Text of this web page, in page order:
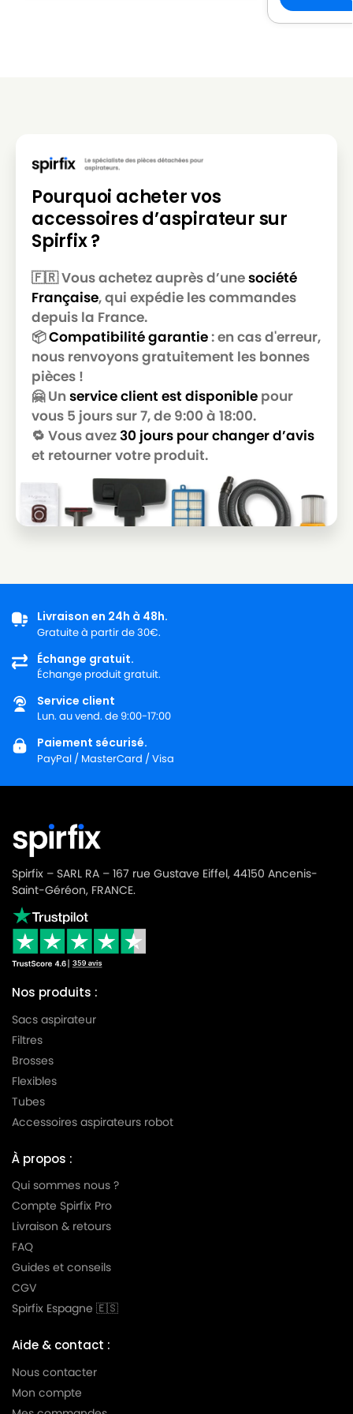
LG-
GOLDSTAR
LG-GOLDSTAR T 2700
LG-
GOLDSTAR
LG-GOLDSTAR T 2750
LG-
GOLDSTAR
LG-
GOLDSTAR
LG-GOLDSTAR T 2950
LG-
GOLDSTAR
LG-GOLDSTAR T 2990
LG-
GOLDSTAR
LG-GOLDSTAR T 3800
LG-
GOLDSTAR
LG-GOLDSTAR T 3900
LG-
GOLDSTAR
LG-GOLDSTAR TB 33
LG-
LG-GOLDSTAR TB 39
LG-
GOLDSTAR
LG-GOLDSTAR TURBO 2700
LG-
GOLDSTAR
LG-GOLDSTAR TURBO 2900
LG-
LG-GOLDSTAR TURBO 3100 B
LG-
GOLDSTAR
LG-
GOLDSTAR
GOLDSTAR
LG-
GOLDSTAR
LG-GOLDSTAR TURBO 3400
LG-
GOLDSTAR
LG-
GOLDSTAR
LG-
GOLDSTAR
LG-
GOLDSTAR
LG-GOLDSTAR TURBO V 3300 TD
LG-
GOLDSTAR
LG-
GOLDSTAR
GOLDSTAR
LG-
Pourquoi acheter vos
accessoires d’aspirateur sur
Spirfix ?
🇫🇷 Vous achetez auprès d’unesociété
Française, qui expédie les commandes
depuis la France.
📦Compatibilité garantie: en cas d'erreur,
nous renvoyons gratuitement les bonnes
pièces !
🤗 Un service client est disponible pour
vous 5 jours sur 7, de 9:00 à 18:00.
🔁 Vous avez30 jours pour changer d’avis
et retourner votre produit.
Livraison en 24h à 48h.
Gratuite à partir de 30€.
Échange gratuit.
Échange produit gratuit.
Service client
Lun. au vend. de 9:00-17:00
Paiement sécurisé.
PayPal / MasterCard / Visa
Spirfix – SARL RA – 167 rue Gustave Eiffel, 44150 Ancenis-
Saint-Géréon, FRANCE.
Nos produits :
Sacs aspirateur
Filtres
Brosses
Flexibles
Tubes
Accessoires aspirateurs robot
À propos :
Qui sommes nous ?
Compte Spirfix Pro
Livraison & retours
FAQ
Guides et conseils
CGV
Spirfix Espagne 🇪🇸
Aide & contact :
Nous contacter
Mon compte